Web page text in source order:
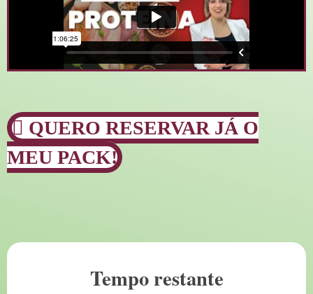
QUERO RESERVAR JÁ O
MEU PACK!
Tempo restante